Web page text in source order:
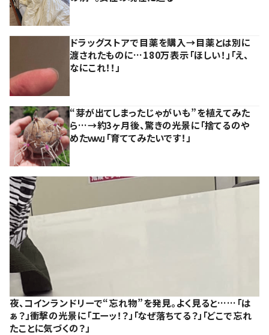
ドラッグストアで目薬を購入→目薬とは別に
渡されたものに…180万表示「ほしい！」「え、
なにこれ！！」
“芽が出てしまったじゃがいも”を植えてみた
ら…→約3ヶ月後、驚きの光景に「捨てるのや
めたｗｗ」「育ててみたいです！」
夜、コインランドリーで“忘れ物”を発見。よく見ると……「は
ぁ？」衝撃の光景に「エーッ！？」「なぜ落ちてる？」「どこで忘れ
たことに気づくの？」